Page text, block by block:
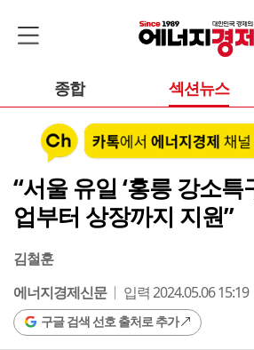
종합 섹션뉴스
“서울 유일 ‘홍릉 강소특
업부터 상장까지 지원”
김철훈
에너지경제신문
입력 2024.05.06 15:19
구글 검색 선호 출처로 추가